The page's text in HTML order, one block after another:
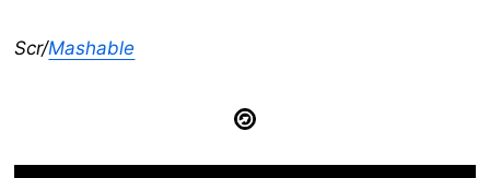
Scr/Mashable